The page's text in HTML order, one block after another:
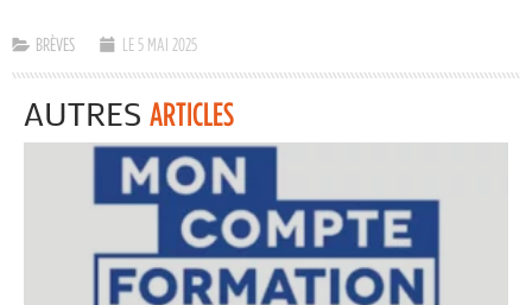
BRÈVES LE 5 MAI 2025
AUTRES ARTICLES